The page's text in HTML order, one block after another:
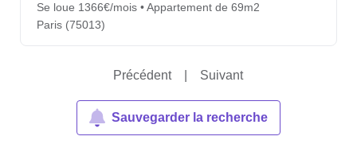
Se loue 1366€/mois • Appartement de 69m2
Paris (75013)
Précédent Suivant
Sauvegarder la recherche